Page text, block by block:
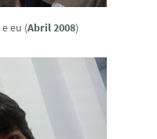
eu (Abril 2008)